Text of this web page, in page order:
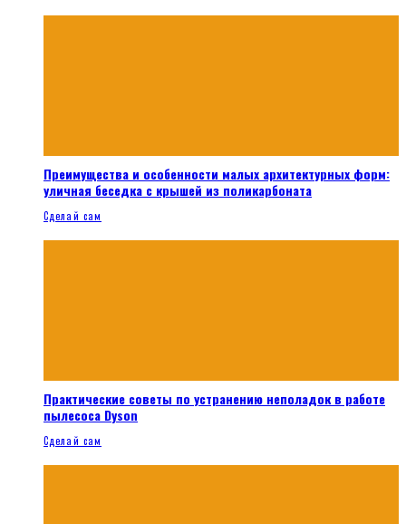
Преимущества и особенности малых архитектурных форм:
уличная беседка с крышей из поликарбоната
Сделай сам
Практические советы по устранению неполадок в работе
пылесоса Dyson
Сделай сам